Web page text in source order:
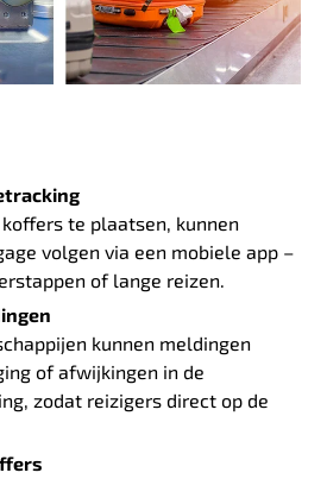
koffers te plaatsen, kunnen
volgen via een mobiele app –
of lange reizen.
kunnen meldingen
of afwijkingen in de
zodat reizigers direct op de